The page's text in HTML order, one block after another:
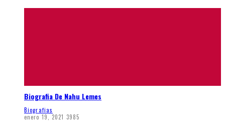
Biografia De Nahu Lemes
Biografias
enero 19, 2021 3985